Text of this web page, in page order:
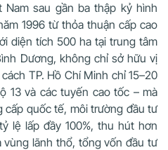
sau gần ba thập kỷ hình
1996 từ thỏa thuận cấp cao
diện tích 500 ha tại trung tâm
Dương, không chỉ sở hữu vị
TP. Hồ Chí Minh chỉ 15–20
13 và các tuyến cao tốc – mà
cấp quốc tế, môi trường đầu tư
lệ lấp đầy 100%, thu hút hơn
vùng lãnh thổ, tổng vốn đầu tư